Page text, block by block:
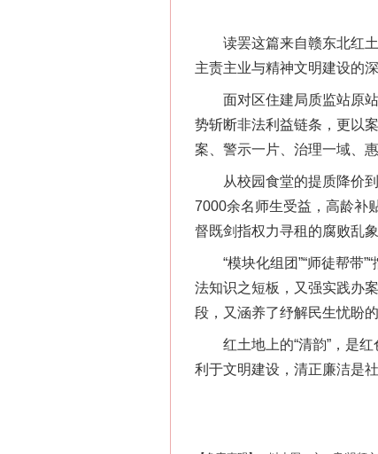
读罢这篇来自赣东北红土
主责主业与精神文明建设的深
面对区住建局质监站原站
势斩断非法利益链条，更以
案、警示一片、治理一域、
从校园食堂的提质降价到
7000余名师生受益，高龄补
督既剑指权力寻租的腐败乱
“模块化组团”“师徒帮带”“
法知识之短板，又强实践办
段，又涵养了纾解民生忧盼
红土地上的“清韵”，是红
利于文明建设，清正廉洁是
这是一记警钟！